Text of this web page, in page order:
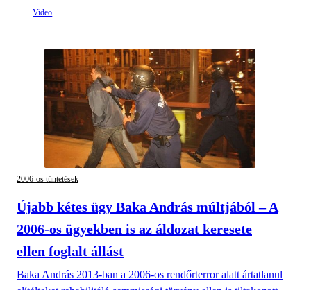
2006-os tüntetések
Újabb kétes ügy Baka András múltjából – A
2006-os ügyekben is az áldozat keresete
ellen foglalt állást
Baka András 2013-ban a 2006-os rendőrterror alatt ártatlanul